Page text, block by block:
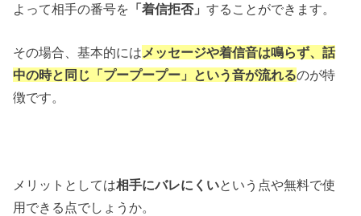
よって相手の番号を 「着信拒否」することができます。
その場合、基本的には メッセージや着信音は鳴らず、話
中の時と同じ「プープープー」という音が流れるのが特
徴です。
メリットとしては相手にバレにくいという点や無料で使
用できる点でしょうか。